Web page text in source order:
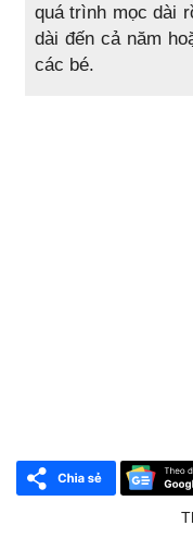
quá trình mọc dài
dài đến cả năm
các bé.